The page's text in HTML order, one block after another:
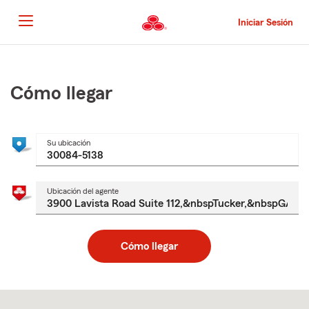
al
contenido
principal
Iniciar Sesión
principal
Cómo llegar
Su ubicación
Ubicación del agente
Cómo llegar
to